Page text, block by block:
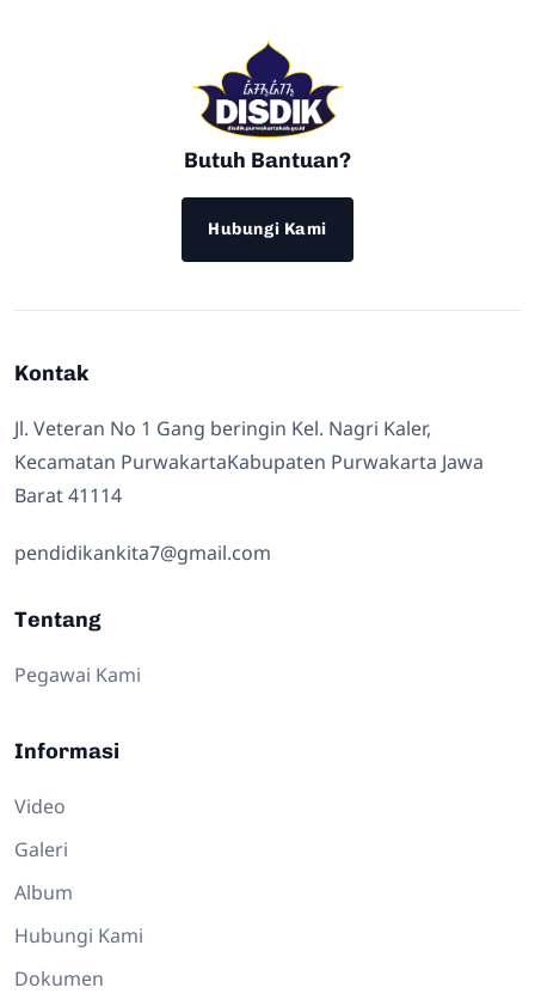
Butuh Bantuan?
Hubungi Kami
Kontak
Jl. Veteran No 1 Gang beringin Kel. Nagri Kaler,
Kecamatan PurwakartaKabupaten Purwakarta Jawa
Barat 41114
pendidikankita7@gmail.com
Tentang
Pegawai Kami
Informasi
Video
Galeri
Album
Hubungi Kami
Dokumen